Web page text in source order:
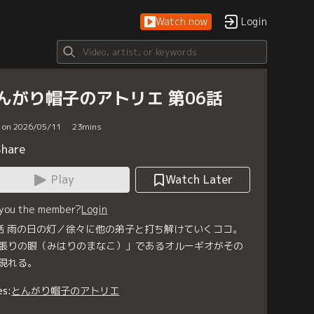
Watch now Login
がり帽子のアトリエ 第06話
2026/05/11 23mins
Play
Watch Later
the member?Login
雨の日の灯／徐々に他の弟子と打ち解けていくココ。
りの眼（みはりのまなこ）」であるオルーギオがその
れる。
とんがり帽子のアトリエ